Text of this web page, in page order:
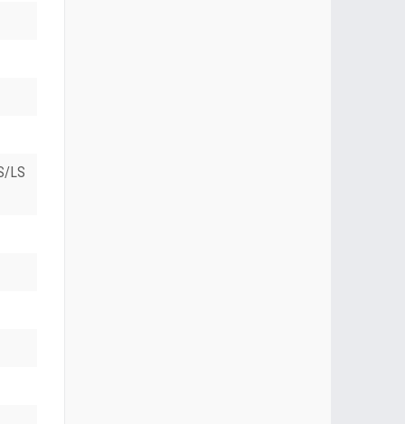
LS